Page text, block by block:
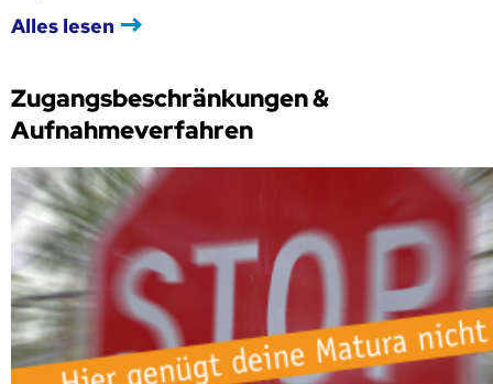
Alles lesen
Zugangsbeschränkungen &
Aufnahmeverfahren